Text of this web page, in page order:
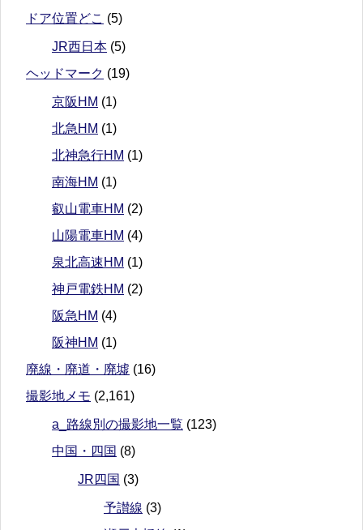
ドア位置どこ (5)
JR西日本 (5)
ヘッドマーク (19)
京阪HM (1)
北急HM (1)
北神急行HM (1)
南海HM (1)
叡山電車HM (2)
山陽電車HM (4)
泉北高速HM (1)
神戸電鉄HM (2)
阪急HM (4)
阪神HM (1)
廃線・廃道・廃墟 (16)
撮影地メモ (2,161)
a_路線別の撮影地一覧 (123)
中国・四国 (8)
JR四国 (3)
予讃線 (3)